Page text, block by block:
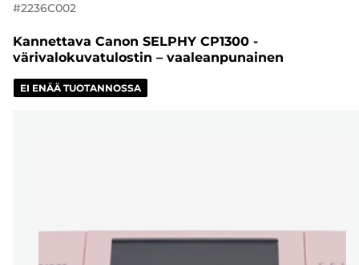
#2236C002
Kannettava Canon SELPHY CP1300 -
värivalokuvatulostin – vaaleanpunainen
EI ENÄÄ TUOTANNOSSA